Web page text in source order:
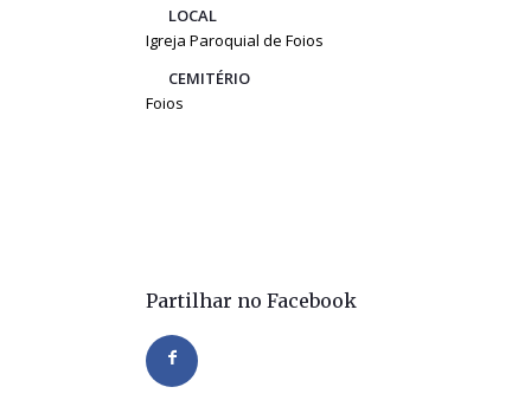
LOCAL
Igreja Paroquial de Foios
CEMITÉRIO
Foios
Partilhar no Facebook